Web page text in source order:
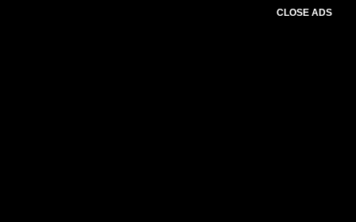
CLOSE ADS